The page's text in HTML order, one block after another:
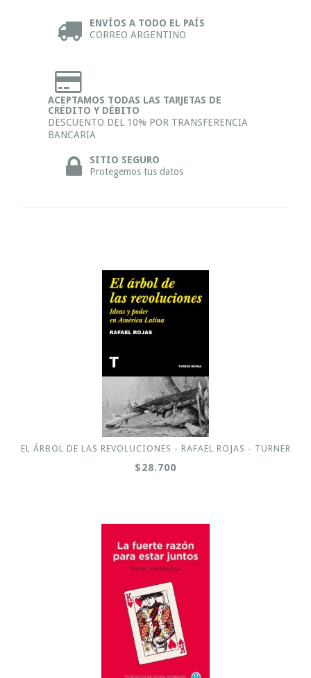
ENVÍOS A TODO EL PAÍS
CORREO ARGENTINO
ACEPTAMOS TODAS LAS TARJETAS DE
CRÉDITO Y DÉBITO
DESCUENTO DEL 10% POR TRANSFERENCIA
BANCARIA
SITIO SEGURO
Protegemos tus datos
EL ÁRBOL DE LAS REVOLUCIONES - RAFAEL ROJAS - TURNER
$28.700